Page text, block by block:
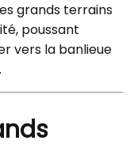
grands terrains
poussant
vers la banlieue